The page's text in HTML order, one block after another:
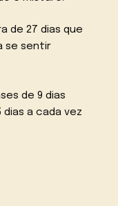
de 27 dias que
se sentir
de 9 dias
a cada vez